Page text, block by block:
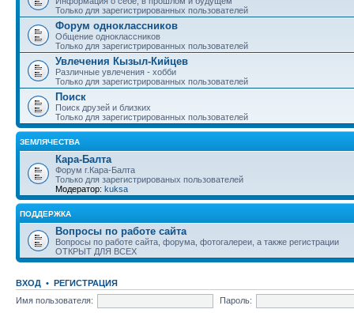
Только для зарегистрированных пользователей
Форум одноклассников
Общение одноклассников
Только для зарегистрированных пользователей
Увлечения Кызыл-Кийцев
Различные увлечения - хобби
Только для зарегистрированных пользователей
Поиск
Поиск друзей и близких
Только для зарегистрированных пользователей
ЗЕМЛЯЧЕСТВА
Кара-Балта
Форум г.Кара-Балта
Только для зарегистрированых пользователей
Модератор: kuksa
ПОДДЕРЖКА
Вопросы по работе сайта
Вопросы по работе сайта, форума, фотогалереи, а также регистрации
ОТКРЫТ ДЛЯ ВСЕХ
ВХОД • РЕГИСТРАЦИЯ
Имя пользователя:
Пароль: